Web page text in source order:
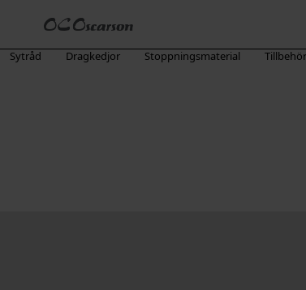
Sytråd Dragkedjor Stoppningsmaterial